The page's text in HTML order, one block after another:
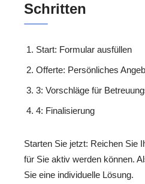
Schritten
Start: Formular ausfüllen
Offerte: Persönliches
3: Vorschläge für
4: Finalisierung
Starten Sie jetzt: Reichen Sie
für Sie aktiv werden können.
Sie eine individuelle Lösung.